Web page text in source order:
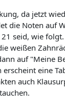
da jetzt
die Noten auf
seid, wie folgt.
weißen
auf "Meine
eine
auch